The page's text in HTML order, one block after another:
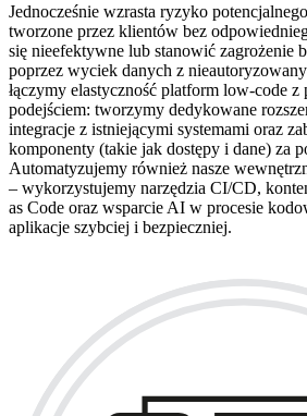
Jednocześnie wzrasta ryzyko
tworzone przez klientów bez
się nieefektywne lub stanowić zagrożenie
poprzez wyciek danych z
łączymy elastyczność platform low-code z
podejściem: tworzymy dedykowane
integracje z istniejącymi systemami oraz
komponenty (takie jak dostępy i dane) za
Automatyzujemy również nasze
– wykorzystujemy narzędzia CI/CD,
as Code oraz wsparcie AI w procesie
aplikacje szybciej i bezpieczniej.